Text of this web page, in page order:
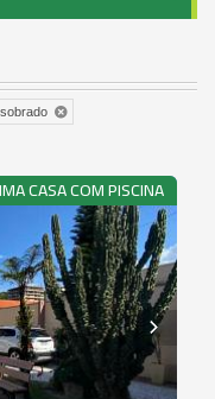
sobrado
CASA COM PISCINA